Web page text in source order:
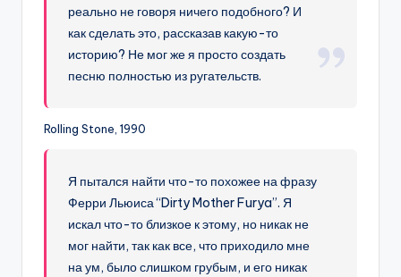
реально не говоря ничего подобного? И
как сделать это, рассказав какую-то
историю? Не мог же я просто создать
песню полностью из ругательств.
Rolling Stone, 1990
Я пытался найти что-то похожее на фразу
Ферри Льюиса “Dirty Mother Furya”. Я
искал что-то близкое к этому, но никак не
мог найти, так как все, что приходило мне
на ум, было слишком грубым, и его никак